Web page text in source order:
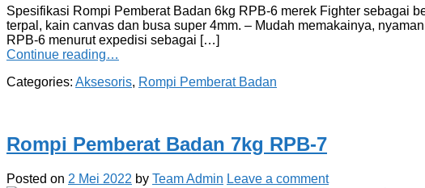
Spesifikasi Rompi Pemberat Badan 6kg RPB-6 merek Fighter sebagai
terpal, kain canvas dan busa super 4mm. – Mudah memakainya,
RPB-6 menurut expedisi sebagai […]
Continue reading…
Categories: Aksesoris, Rompi Pemberat Badan
Rompi Pemberat Badan 7kg RPB-7
Posted on 2 Mei 2022 by Team Admin Leave a comment